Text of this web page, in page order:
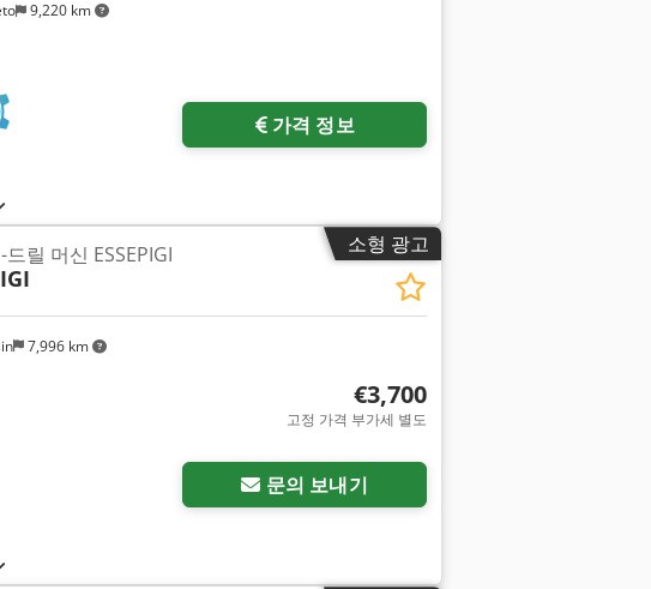
9,220 km
가격 정보
소형 광고
7,996 km
릴 머신 ESSEPIGI
€3,700
고정 가격 부가세 별도
문의 보내기